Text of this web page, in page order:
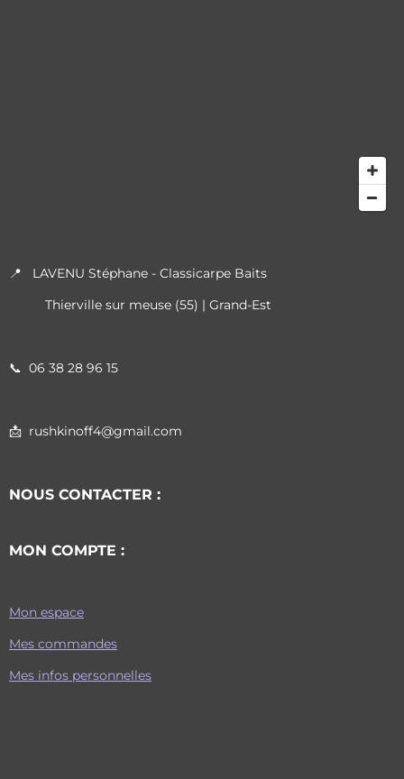
📍 LAVENU Stéphane - Classicarpe Baits
Thierville sur meuse (55) | Grand-Est
📞 06 38 28 96 15
📩 rushkinoff4@gmail.com
NOUS CONTACTER :
MON COMPTE :
Mon espace
Mes commandes
Mes infos personnelles